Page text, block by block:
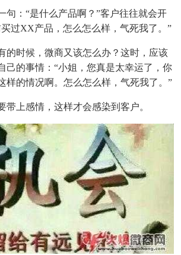
：“是什么产品啊？”客户往往就会开
过XX产品，怎么怎么样，气死我了。”
时候，微商又该怎么办？这时，应该
己的事情：“小姐，您真是太幸运了，你
样的情况啊。怎么怎么样，气死我了。”
上感情，这样才会感染到客户。